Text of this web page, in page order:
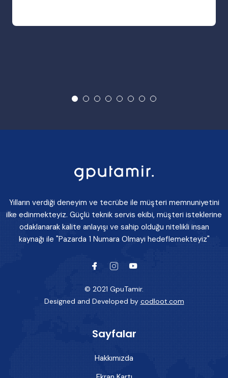
Yılların verdiği deneyim ve tecrübe ile müşteri memnuniyetini
ilke edinmekteyiz. Güçlü teknik servis ekibi, müşteri isteklerine
odaklanarak kalite anlayışı ve sahip olduğu nitelikli insan
kaynağı ile "Pazarda 1 Numara Olmayı hedeflemekteyiz"
© 2021 GpuTamir.
Designed and Developed by codloot.com
Sayfalar
Hakkımızda